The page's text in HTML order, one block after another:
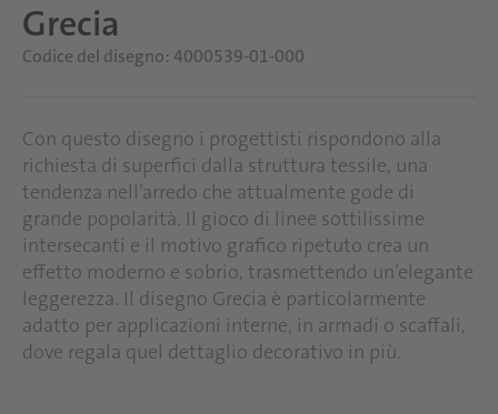
Grecia
Codice del disegno: 4000539-01-000
Con questo disegno i progettisti rispondono alla
richiesta di superfici dalla struttura tessile, una
tendenza nell’arredo che attualmente gode di
grande popolarità. Il gioco di linee sottilissime
intersecanti e il motivo grafico ripetuto crea un
effetto moderno e sobrio, trasmettendo un’elegante
leggerezza. Il disegno Grecia è particolarmente
adatto per applicazioni interne, in armadi o scaffali,
dove regala quel dettaglio decorativo in più.